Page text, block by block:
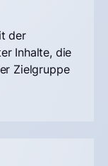
der
Inhalte, die
Zielgruppe